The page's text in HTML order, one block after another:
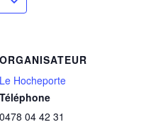
ORGANISATEUR
Le Hocheporte
Téléphone
0478 04 42 31